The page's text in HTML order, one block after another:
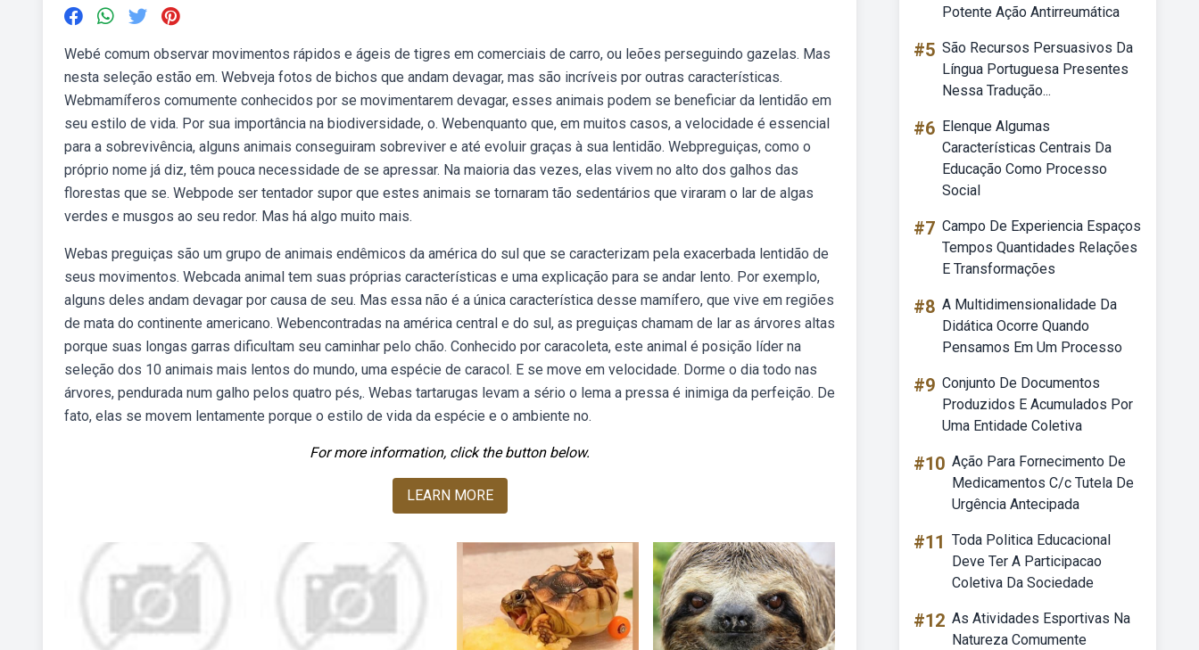
Webé comum observar movimentos rápidos e ágeis de tigres em comerciais de carro, ou leões perseguindo gazelas. Mas
nesta seleção estão em. Webveja fotos de bichos que andam devagar, mas são incríveis por outras características.
Webmamíferos comumente conhecidos por se movimentarem devagar, esses animais podem se beneficiar da lentidão em
seu estilo de vida. Por sua importância na biodiversidade, o. Webenquanto que, em muitos casos, a velocidade é essencial
para a sobrevivência, alguns animais conseguiram sobreviver e até evoluir graças à sua lentidão. Webpreguiças, como o
próprio nome já diz, têm pouca necessidade de se apressar. Na maioria das vezes, elas vivem no alto dos galhos das
florestas que se. Webpode ser tentador supor que estes animais se tornaram tão sedentários que viraram o lar de algas
verdes e musgos ao seu redor. Mas há algo muito mais.
Webas preguiças são um grupo de animais endêmicos da américa do sul que se caracterizam pela exacerbada lentidão de
seus movimentos. Webcada animal tem suas próprias características e uma explicação para se andar lento. Por exemplo,
alguns deles andam devagar por causa de seu. Mas essa não é a única característica desse mamífero, que vive em regiões
de mata do continente americano. Webencontradas na américa central e do sul, as preguiças chamam de lar as árvores altas
porque suas longas garras dificultam seu caminhar pelo chão. Conhecido por caracoleta, este animal é posição líder na
seleção dos 10 animais mais lentos do mundo, uma espécie de caracol. E se move em velocidade. Dorme o dia todo nas
árvores, pendurada num galho pelos quatro pés,. Webas tartarugas levam a sério o lema a pressa é inimiga da perfeição. De
fato, elas se movem lentamente porque o estilo de vida da espécie e o ambiente no.
For more information, click the button below.
LEARN MORE
Potente Ação Antirreumática
#5 São Recursos Persuasivos Da
Língua Portuguesa Presentes
Nessa Tradução...
#6 Elenque Algumas
Características Centrais Da
Educação Como Processo
Social
#7 Campo De Experiencia Espaços
Tempos Quantidades Relações
E Transformações
#8 A Multidimensionalidade Da
Didática Ocorre Quando
Pensamos Em Um Processo
#9 Conjunto De Documentos
Produzidos E Acumulados Por
Uma Entidade Coletiva
#10 Ação Para Fornecimento De
Medicamentos C/c Tutela De
Urgência Antecipada
#11 Toda Politica Educacional
Deve Ter A Participacao
Coletiva Da Sociedade
#12 As Atividades Esportivas Na
Natureza Comumente